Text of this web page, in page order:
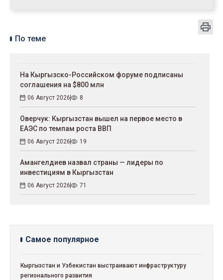
По теме
На Кыргызско-Российском форуме подписаны
соглашения на $800 млн
06 Август 2026 8
Оверчук: Кыргызстан вышел на первое место в
ЕАЭС по темпам роста ВВП
06 Август 2026 19
Амангелдиев назвал страны — лидеры по
инвестициям в Кыргызстан
06 Август 2026 71
Самое популярное
Кыргызстан и Узбекистан выстраивают инфраструктуру
регионального развития